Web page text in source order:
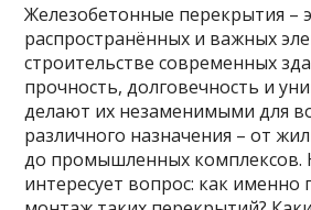
Железобетонные перекрытия –
распространённых и важных
строительстве современных
прочность, долговечность и
делают их незаменимыми для
различного назначения – от
до промышленных комплексов.
интересует вопрос: как именно